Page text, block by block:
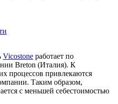
Vicostone работает по
Breton (Италия). К
процессов привлекаются
Таким образом,
с меньшей себестоимостью